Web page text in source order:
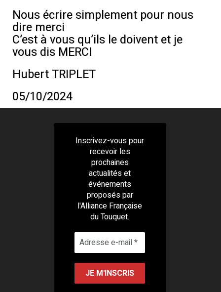
Nous écrire simplement pour nous
dire merci
C’est à vous qu’ils le doivent et je
vous dis MERCI
Hubert TRIPLET
05/10/2024
Inscrivez-vous pour
recevoir les
prochaines
actualités et
événements
proposés par
l'Alliance Française
du Touquet.